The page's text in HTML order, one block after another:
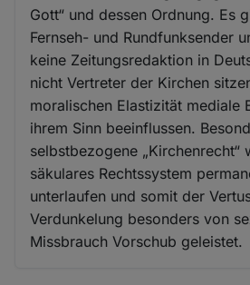
Gott“ und dessen Ordnung. Es
Fernseh- und Rundfunksender
keine Zeitungsredaktion in
nicht Vertreter der Kirchen
moralischen Elastizität mediale
ihrem Sinn beeinflussen.
selbstbezogene „Kirchenrecht“
säkulares Rechtssystem
unterlaufen und somit der
Verdunkelung besonders von
Missbrauch Vorschub geleistet.